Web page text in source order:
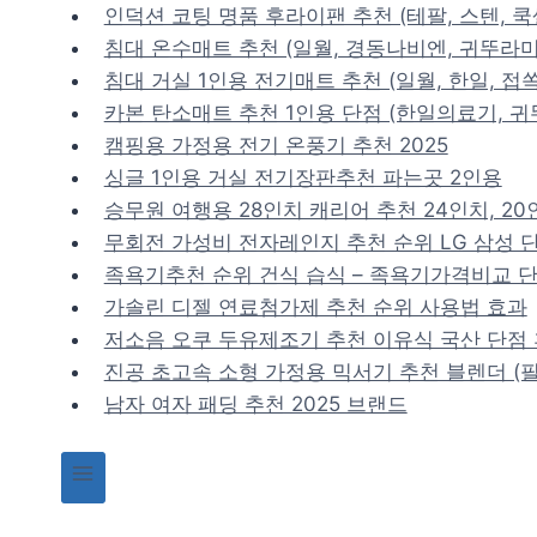
인덕션 코팅 명품 후라이팬 추천 (테팔, 스텐,
침대 온수매트 추천 (일월, 경동나비엔, 귀뚜라
침대 거실 1인용 전기매트 추천 (일월, 한일, 접
카본 탄소매트 추천 1인용 단점 (한일의료기, 귀
캠핑용 가정용 전기 온풍기 추천 2025
싱글 1인용 거실 전기장판추천 파는곳 2인용
승무원 여행용 28인치 캐리어 추천 24인치, 20
무회전 가성비 전자레인지 추천 순위 LG 삼성
족욕기추천 순위 건식 습식 – 족욕기가격비교
가솔린 디젤 연료첨가제 추천 순위 사용법 효과
저소음 오쿠 두유제조기 추천 이유식 국산 단점
진공 초고속 소형 가정용 믹서기 추천 블렌더 (
남자 여자 패딩 추천 2025 브랜드